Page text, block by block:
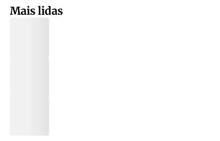
Mais lidas